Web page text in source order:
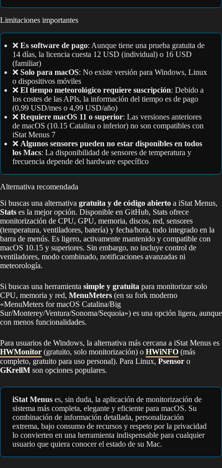
Limitaciones importantes
❌ Es software de pago: Aunque tiene una prueba gratuita de
14 días, la licencia cuesta 12 USD (individual) o 16 USD
(familiar)
❌ Solo para macOS: No existe versión para Windows, Linux
o dispositivos móviles
❌ El tiempo meteorológico requiere suscripción: Debido a
los costes de las APIs, la información del tiempo es de pago
(0,99 USD/mes o 4,99 USD/año)
❌ Requiere macOS 11 o superior: Las versiones anteriores
de macOS (10.15 Catalina o inferior) no son compatibles con
iStat Menus 7
❌ Algunos sensores pueden no estar disponibles en todos
los Macs: La disponibilidad de sensores de temperatura y
frecuencia depende del hardware específico
Alternativa recomendada
Si buscas una alternativa gratuita y de código abierto a iStat Menus,
Stats es la mejor opción. Disponible en GitHub, Stats ofrece
monitorización de CPU, GPU, memoria, discos, red, sensores
(temperatura, ventiladores, batería) y fecha/hora, todo integrado en la
barra de menús. Es ligero, activamente mantenido y compatible con
macOS 10.15 y superiores. Sin embargo, no incluye control de
ventiladores, modo combinado, notificaciones avanzadas ni
meteorología.
Si buscas una herramienta simple y gratuita para monitorizar solo
CPU, memoria y red, MenuMeters (en su fork moderno
«MenuMeters for macOS Catalina/Big
Sur/Monterey/Ventura/Sonoma/Sequoia») es una opción ligera, aunque
con menos funcionalidades.
Para usuarios de Windows, la alternativa más cercana a iStat Menus es
HWMonitor (gratuito, solo monitorización) o HWiNFO (más
completo, gratuito para uso personal). Para Linux, Psensor o
GKrellM son opciones populares.
iStat Menus es, sin duda, la aplicación de monitorización de
sistema más completa, elegante y eficiente para macOS. Su
combinación de información detallada, personalización
extrema, bajo consumo de recursos y respeto por la privacidad
lo convierten en una herramienta indispensable para cualquier
usuario que quiera conocer el estado de su Mac.